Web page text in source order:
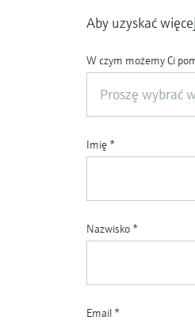
Aby uzyskać
W czym możemy Ci
Proszę wybrać
Imię *
Nazwisko *
Email *